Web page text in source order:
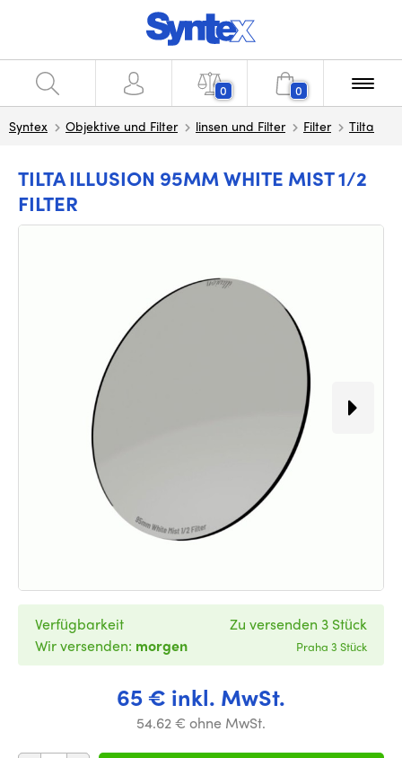
0 0
Syntex Objektive und Filter linsen und Filter Filter Tilta
TILTA ILLUSION 95MM WHITE MIST 1/2
FILTER
65 € inkl. MwSt.
54.62 € ohne MwSt.
Verfügbarkeit
Wir versenden: morgen
Zu versenden 3 Stück
Praha 3 Stück